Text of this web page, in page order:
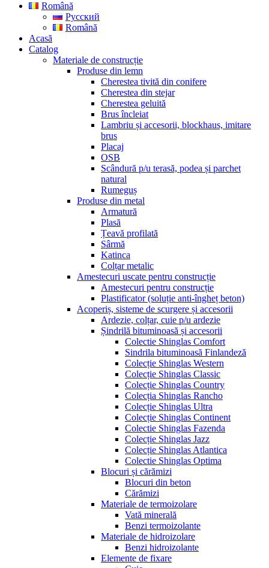
Română
Русский
Română
Acasă
Catalog
Materiale de construcție
Produse din lemn
Cherestea tivită din conifere
Cherestea din stejar
Cherestea geluită
Brus încleiat
Lambriu și accesorii, blockhaus, imitare
brus
Placaj
OSB
Scândură p/u terasă, podea și parchet
natural
Rumeguș
Produse din metal
Armatură
Plasă
Țeavă profilată
Sârmă
Katinca
Colțar metalic
Amestecuri uscate pentru construcție
Amestecuri pentru construcție
Plastificator (soluție anti-îngheț beton)
Acoperiș, sisteme de scurgere și accesorii
Ardezie, colțar, cuie p/u ardezie
Șindrilă bituminoasă și accesorii
Colectie Shinglas Comfort
Sindrila bituminoasă Finlandeză
Colecție Shinglas Western
Colecție Shinglas Classic
Colecție Shinglas Country
Colecția Shinglas Rancho
Colecție Shinglas Ultra
Colecție Shinglas Continent
Colectie Shinglas Fazenda
Colecție Shinglas Jazz
Colecție Shinglas Atlantica
Colectie Shinglas Optima
Blocuri și cărămizi
Blocuri din beton
Cărămizi
Materiale de termoizolare
Vată minerală
Benzi termoizolante
Materiale de hidroizolare
Benzi hidroizolante
Elemente de fixare